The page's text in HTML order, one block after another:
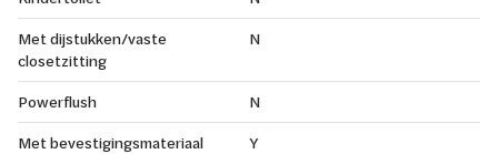
Met dijstukken/vaste
closetzitting
N
Powerflush
N
Met bevestigingsmateriaal
Y